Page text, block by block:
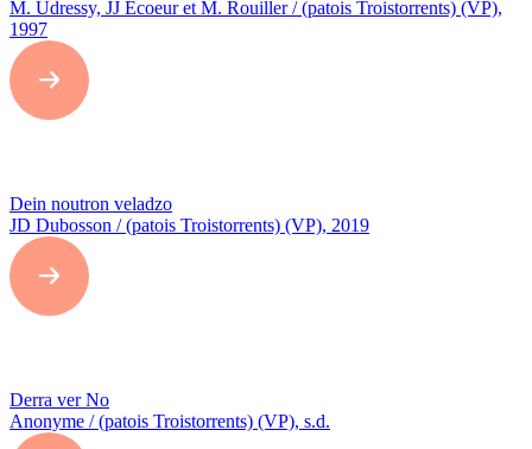
M. Udressy, JJ Ecoeur et M. Rouiller / (patois Troistorrents) (VP),
1997
Dein noutron veladzo
JD Dubosson / (patois Troistorrents) (VP), 2019
Derra ver No
Anonyme / (patois Troistorrents) (VP), s.d.